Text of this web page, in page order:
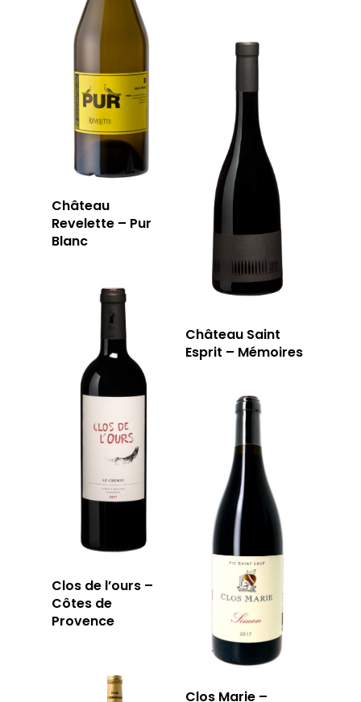
Château
Revelette – Pur
Blanc
Château Saint
Esprit – Mémoires
Clos de l’ours –
Côtes de
Provence
Clos Marie –
LA CAVE
LA CAVE
APERÇU DE NOTRE
LA TOURNÉE DU
LA TABLE
LA CARTE DU
JOUR